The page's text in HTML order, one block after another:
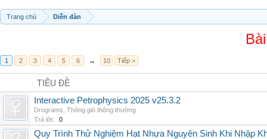
Trang chủ Diễn đàn
1 2 3 4 5 6 → 10 Tiếp >
TIÊU ĐỀ
Interactive Petrophysics 2025 v25.3.2
Drograms Thông gió thông thường
Trả lời:
0
Quy Trình Thử Nghiệm Hạt Nhựa Nguyên Sinh Khi Nhập